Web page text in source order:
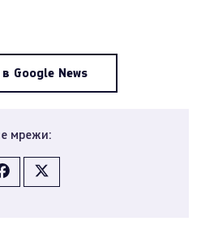
Google News
мрежи: